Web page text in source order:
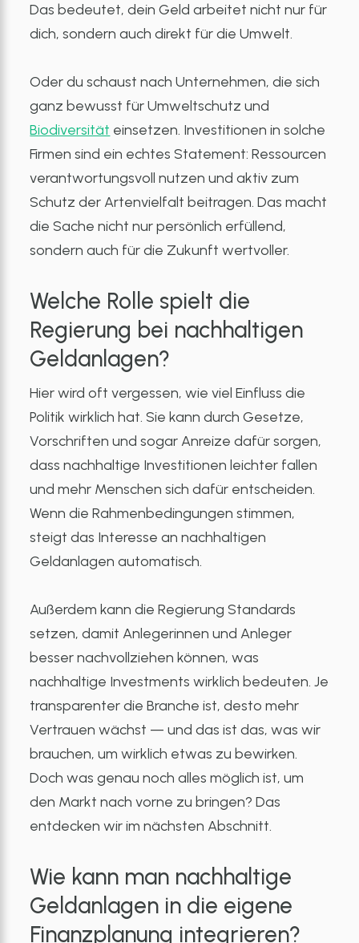
Das bedeutet, dein Geld arbeitet nicht nur für
dich, sondern auch direkt für die Umwelt.
Oder du schaust nach Unternehmen, die sich
ganz bewusst für Umweltschutz und
Biodiversität einsetzen. Investitionen in solche
Firmen sind ein echtes Statement: Ressourcen
verantwortungsvoll nutzen und aktiv zum
Schutz der Artenvielfalt beitragen. Das macht
die Sache nicht nur persönlich erfüllend,
sondern auch für die Zukunft wertvoller.
Welche Rolle spielt die
Regierung bei nachhaltigen
Geldanlagen?
Hier wird oft vergessen, wie viel Einfluss die
Politik wirklich hat. Sie kann durch Gesetze,
Vorschriften und sogar Anreize dafür sorgen,
dass nachhaltige Investitionen leichter fallen
und mehr Menschen sich dafür entscheiden.
Wenn die Rahmenbedingungen stimmen,
steigt das Interesse an nachhaltigen
Geldanlagen automatisch.
Außerdem kann die Regierung Standards
setzen, damit Anlegerinnen und Anleger
besser nachvollziehen können, was
nachhaltige Investments wirklich bedeuten. Je
transparenter die Branche ist, desto mehr
Vertrauen wächst — und das ist das, was wir
brauchen, um wirklich etwas zu bewirken.
Doch was genau noch alles möglich ist, um
den Markt nach vorne zu bringen? Das
entdecken wir im nächsten Abschnitt.
Wie kann man nachhaltige
Geldanlagen in die eigene
Finanzplanung integrieren?